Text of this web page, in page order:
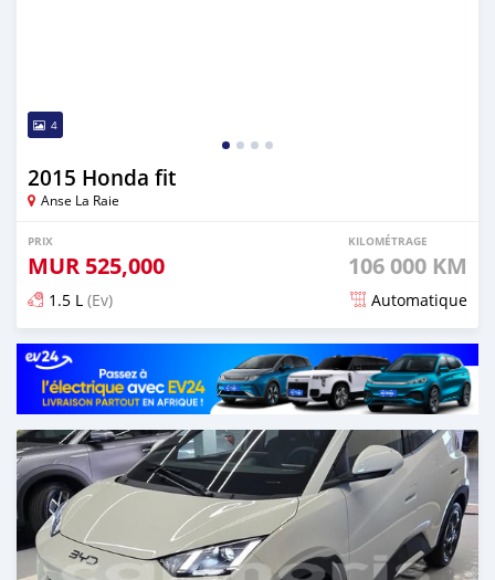
4
2015 Honda fit
Anse La Raie
PRIX
MUR 525,000
KILOMÉTRAGE
106 000 KM
1.5 L (Ev) Automatique
Publié il y a 4 mois